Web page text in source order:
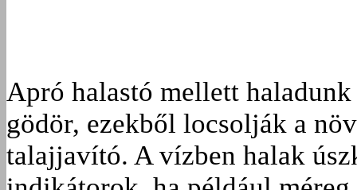
Apró halastó mellett
gödör, ezekből locsolják a
talajjavító. A vízben halak